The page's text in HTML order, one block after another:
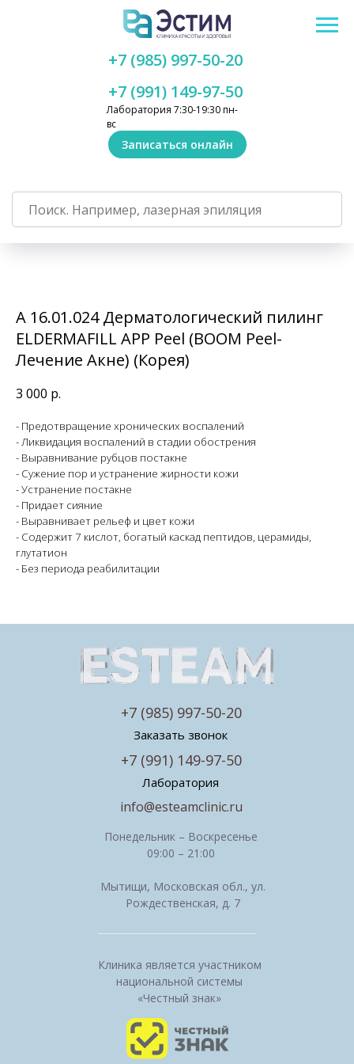
Лаборатория 7:30-19:30 пн-
вс
+7 (991) 149-97-50
+7 (985) 997-50-20
Записаться онлайн
A 16.01.024 Дерматологический пилинг
ELDERMAFILL APP Peel (BOOM Peel-
Лечение Акне) (Корея)
3 000 р.
- Предотвращение хронических воспалений
- Ликвидация воспалений в стадии обострения
- Выравнивание рубцов постакне
- Сужение пор и устранение жирности кожи
- Устранение постакне
- Придает сияние
- Выравнивает рельеф и цвет кожи
- Содержит 7 кислот, богатый каскад пептидов, церамиды,
глутатион
- Без периода реабилитации
Клиника является участником
национальной системы
«Честный знак»
Понедельник – Воскресенье
09:00 – 21:00
Мытищи, Московская обл., ул.
Рождественская, д. 7
Заказать звонок
Лаборатория
info@esteamclinic.ru
+7 (991) 149-97-50
+7 (985) 997-50-20